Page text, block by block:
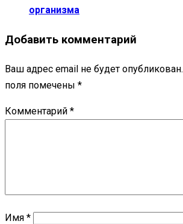
организма
Добавить комментарий
Ваш адрес email не будет опубликован.
поля помечены *
Комментарий *
Имя *